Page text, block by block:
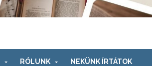
RÓLUNK NEKÜNK ÍRTÁTOK